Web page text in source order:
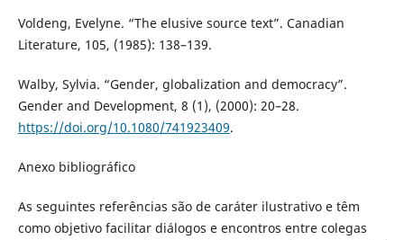
Voldeng, Evelyne. “The elusive source text”. Canadian
Literature, 105, (1985): 138–139.
Walby, Sylvia. “Gender, globalization and democracy”.
Gender and Development, 8 (1), (2000): 20–28.
https://doi.org/10.1080/741923409.
Anexo bibliográfico
As seguintes referências são de caráter ilustrativo e têm
como objetivo facilitar diálogos e encontros entre colegas